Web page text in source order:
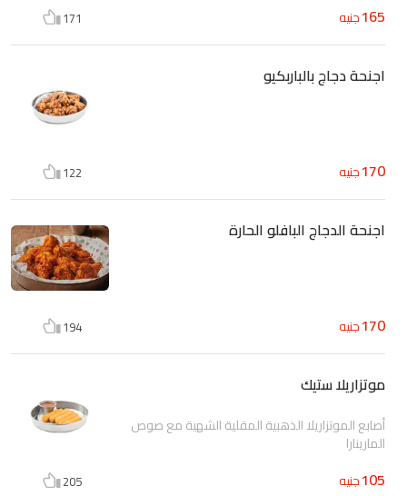
165جنيه 171
اجنحة دجاج بالباربكيو
170جنيه 122
اجنحة الدجاج البافلو الحارة
170جنيه 194
موتزاريلا ستيك
أصابع الموتزاريلا الذهبية المقلية الشهية مع صوص
المارينارا
105جنيه 205